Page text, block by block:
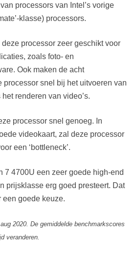
processors van Intel’s vorige
klasse) processors.
processor zeer geschikt voor
zoals foto- en
Ook maken de acht
processor snel bij het uitvoeren van
renderen van video’s.
processor snel genoeg. In
videokaart, zal deze processor
een ‘bottleneck’.
7 4700U een zeer goede high-end
prijsklasse erg goed presteert. Dat
een goede keuze.
2020. De gemiddelde benchmarkscores
veranderen.